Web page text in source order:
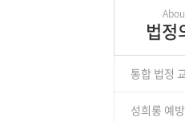
법정
통합 법정
성희롱 예